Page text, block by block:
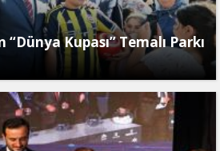
“Dünya Kupası” Temalı Parkı